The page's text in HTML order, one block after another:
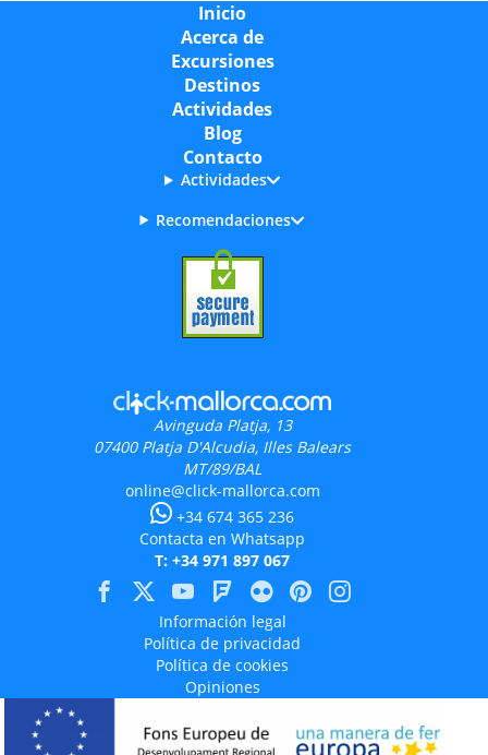
Inicio
Acerca de
Excursiones
Destinos
Actividades
Blog
Contacto
Actividades
Recomendaciones
Avinguda Platja, 13
07400 Platja D'Alcudia, Illes Balears
MT/89/BAL
online@click-mallorca.com
+34 674 365 236
Contacta en Whatsapp
T: +34 971 897 067
Información legal
Política de privacidad
Política de cookies
Opiniones